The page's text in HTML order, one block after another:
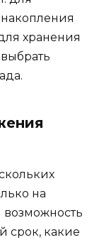
хранения
на
возможность
срок, какие